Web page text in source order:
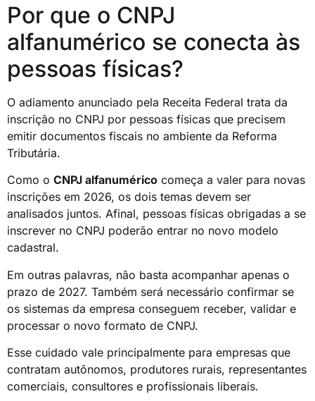
Por que o CNPJ
alfanumérico se conecta às
pessoas físicas?
O adiamento anunciado pela Receita Federal trata da
inscrição no CNPJ por pessoas físicas que precisem
emitir documentos fiscais no ambiente da Reforma
Tributária.
Como o CNPJ alfanumérico começa a valer para novas
inscrições em 2026, os dois temas devem ser
analisados juntos. Afinal, pessoas físicas obrigadas a se
inscrever no CNPJ poderão entrar no novo modelo
cadastral.
Em outras palavras, não basta acompanhar apenas o
prazo de 2027. Também será necessário confirmar se
os sistemas da empresa conseguem receber, validar e
processar o novo formato de CNPJ.
Esse cuidado vale principalmente para empresas que
contratam autônomos, produtores rurais, representantes
comerciais, consultores e profissionais liberais.